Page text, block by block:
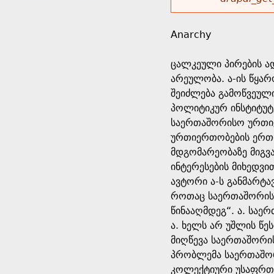
r
s
e
h
e
r
e
o
r
m
e
s
s
a
g
e
Anarchy
ცალკეული პირების
არეულობა. ა-ის
შეიძლება
პოლიტიკურ
საერთაშორისო
ურთიერთობების
მდგომარეობაზე
ინტერესების
ავტორი ა-ს
როთაც
წინააღმდეგ“. ა.
ა. ხელს არ უშლის
მიღწევა
პრობლემა
კოლექტიური